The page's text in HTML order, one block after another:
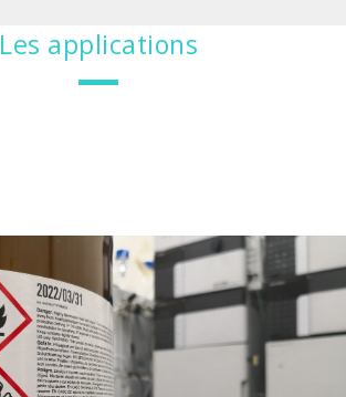
Les applications